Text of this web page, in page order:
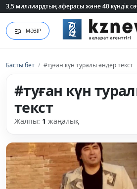
3,5 миллиардтың аферасы және 40 күндік
3,5 миллиардтың аферасы және 40 күндік
МӘЗІР
Басты бет / #туған күн туралы әндер текст
#туған күн
текст
Жалпы: 1 жаңалық